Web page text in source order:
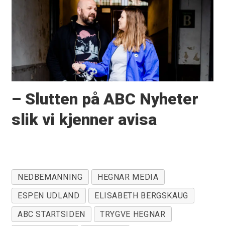
– Slutten på ABC Nyheter
slik vi kjenner avisa
NEDBEMANNING
HEGNAR MEDIA
ESPEN UDLAND
ELISABETH BERGSKAUG
ABC STARTSIDEN
TRYGVE HEGNAR